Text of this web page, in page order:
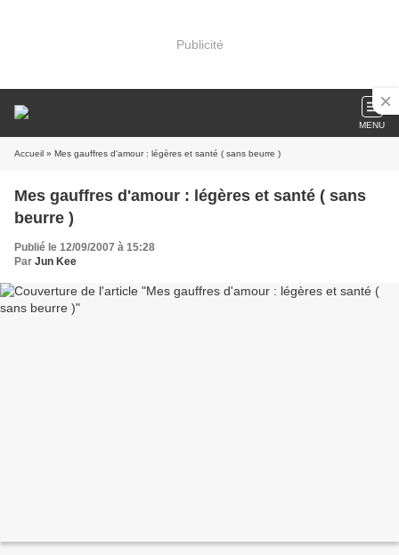
Publicité
MENU
Accueil » Mes gauffres d'amour : légères et santé ( sans beurre )
Mes gauffres d'amour : légères et santé ( sans
beurre )
Publié le 12/09/2007 à 15:28
Par Jun Kee